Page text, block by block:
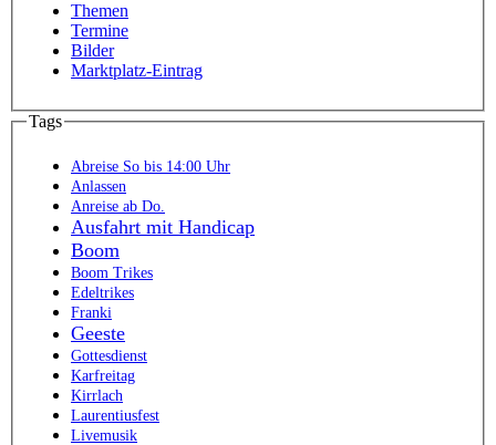
Themen
Termine
Bilder
Marktplatz-Eintrag
Tags
Abreise So bis 14:00 Uhr
Anlassen
Anreise ab Do.
Ausfahrt mit Handicap
Boom
Boom Trikes
Edeltrikes
Franki
Geeste
Gottesdienst
Karfreitag
Kirrlach
Laurentiusfest
Livemusik